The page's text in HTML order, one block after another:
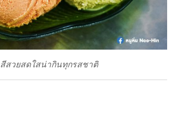
สีสวยสดใสน่ากินทุกรสชาติ